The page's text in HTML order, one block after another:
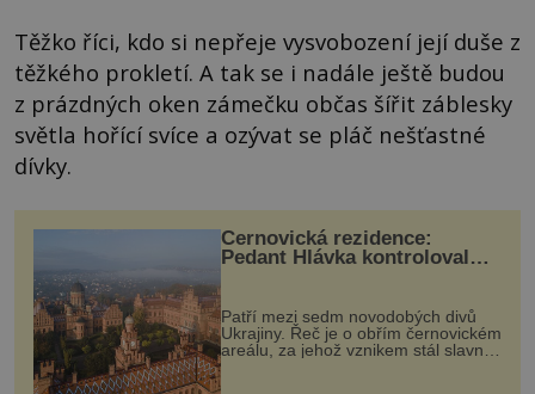
Těžko říci, kdo si nepřeje vysvobození její duše z
těžkého prokletí. A tak se i nadále ještě budou
z prázdných oken zámečku občas šířit záblesky
světla hořící svíce a ozývat se pláč nešťastné
dívky.
Černovická rezidence:
Pedant Hlávka kontroloval
Patří mezi sedm novodobých divů
Ukrajiny. Řeč je o obřím černovickém
areálu, za jehož vznikem stál slavný
český architekt Josef Hlávka. Ten si
na něm dal mimořádně záležet. Jeho